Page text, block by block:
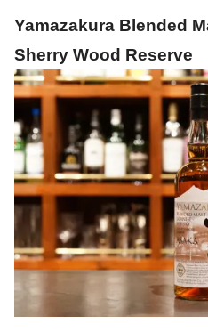
Yamazakura Blended
Sherry Wood Reserve